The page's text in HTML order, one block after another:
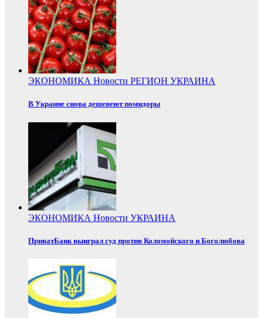
ЭКОНОМИКА Новости РЕГИОН УКРАИНА
В Украине снова дешевеют помидоры
ЭКОНОМИКА Новости УКРАИНА
ПриватБанк выиграл суд против Коломойского и Боголюбова